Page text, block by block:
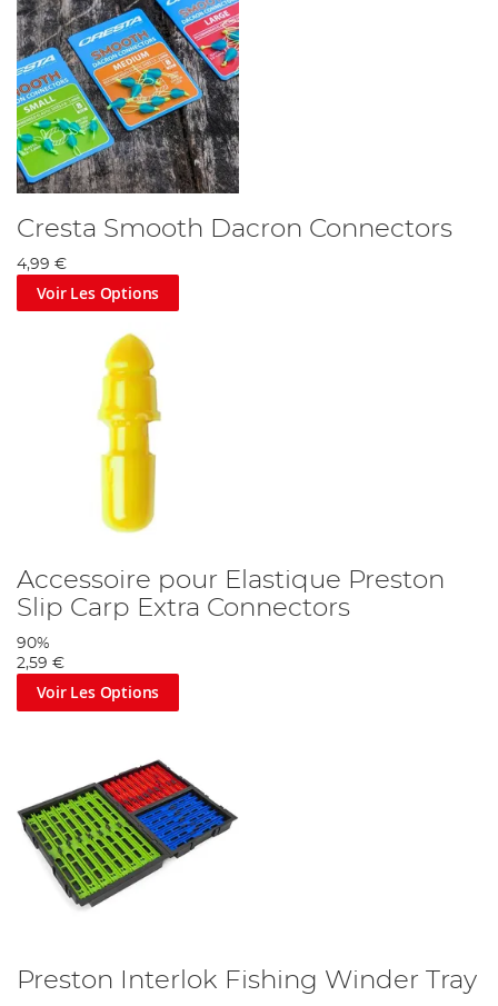
Cresta Smooth Dacron Connectors
4,99 €
Voir Les Options
Accessoire pour Elastique Preston
Slip Carp Extra Connectors
90%
2,59 €
Voir Les Options
Preston Interlok Fishing Winder Tray